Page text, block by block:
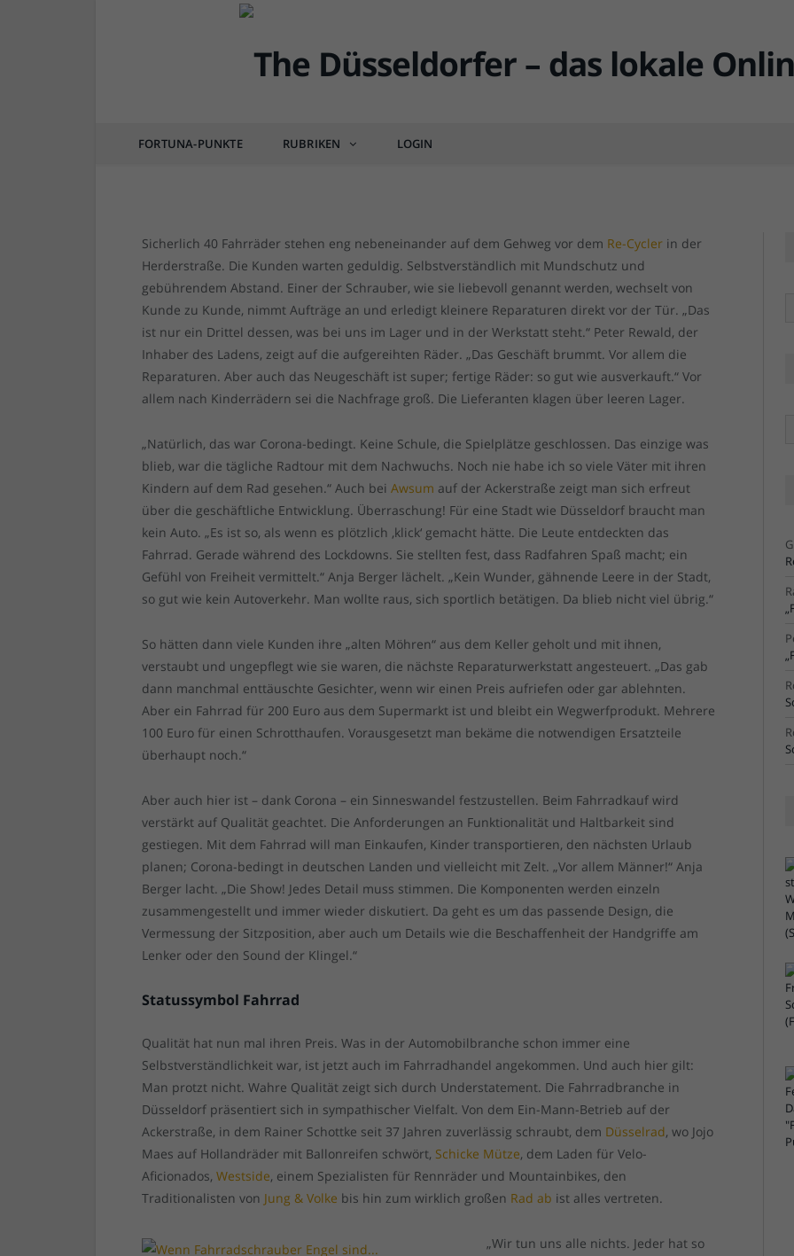
FORTUNA-PUNKTE RUBRIKEN LOGIN
DÜSSEL-LEBEN & GENIESSEN
Sicherlich 40 Fahrräder stehen eng nebeneinander auf dem Gehweg vor dem Re-Cycler in der
Herderstraße. Die Kunden warten geduldig. Selbstverständlich mit Mundschutz und
gebührendem Abstand. Einer der Schrauber, wie sie liebevoll genannt werden, wechselt von
Kunde zu Kunde, nimmt Aufträge an und erledigt kleinere Reparaturen direkt vor der Tür. „Das
ist nur ein Drittel dessen, was bei uns im Lager und in der Werkstatt steht.“ Peter Rewald, der
Inhaber des Ladens, zeigt auf die aufgereihten Räder. „Das Geschäft brummt. Vor allem die
Reparaturen. Aber auch das Neugeschäft ist super; fertige Räder: so gut wie ausverkauft.“ Vor
allem nach Kinderrädern sei die Nachfrage groß. Die Lieferanten klagen über leeren Lager.
„Natürlich, das war Corona-bedingt. Keine Schule, die Spielplätze geschlossen. Das einzige was
blieb, war die tägliche Radtour mit dem Nachwuchs. Noch nie habe ich so viele Väter mit ihren
Kindern auf dem Rad gesehen.“ Auch beiAwsum auf der Ackerstraße zeigt man sich erfreut
über die geschäftliche Entwicklung. Überraschung! Für eine Stadt wie Düsseldorf braucht man
kein Auto. „Es ist so, als wenn es plötzlich ‚klick‘ gemacht hätte. Die Leute entdeckten das
Fahrrad. Gerade während des Lockdowns. Sie stellten fest, dass Radfahren Spaß macht; ein
Gefühl von Freiheit vermittelt.“ Anja Berger lächelt. „Kein Wunder, gähnende Leere in der Stadt,
so gut wie kein Autoverkehr. Man wollte raus, sich sportlich betätigen. Da blieb nicht viel übrig.“
So hätten dann viele Kunden ihre „alten Möhren“ aus dem Keller geholt und mit ihnen,
verstaubt und ungepflegt wie sie waren, die nächste Reparaturwerkstatt angesteuert. „Das gab
dann manchmal enttäuschte Gesichter, wenn wir einen Preis aufriefen oder gar ablehnten.
Aber ein Fahrrad für 200 Euro aus dem Supermarkt ist und bleibt ein Wegwerfprodukt. Mehrere
100 Euro für einen Schrotthaufen. Vorausgesetzt man bekäme die notwendigen Ersatzteile
überhaupt noch.“
Aber auch hier ist – dank Corona – ein Sinneswandel festzustellen. Beim Fahrradkauf wird
verstärkt auf Qualität geachtet. Die Anforderungen an Funktionalität und Haltbarkeit sind
gestiegen. Mit dem Fahrrad will man Einkaufen, Kinder transportieren, den nächsten Urlaub
planen; Corona-bedingt in deutschen Landen und vielleicht mit Zelt. „Vor allem Männer!“ Anja
Berger lacht. „Die Show! Jedes Detail muss stimmen. Die Komponenten werden einzeln
zusammengestellt und immer wieder diskutiert. Da geht es um das passende Design, die
Vermessung der Sitzposition, aber auch um Details wie die Beschaffenheit der Handgriffe am
Lenker oder den Sound der Klingel.“
Statussymbol Fahrrad
Qualität hat nun mal ihren Preis. Was in der Automobilbranche schon immer eine
Selbstverständlichkeit war, ist jetzt auch im Fahrradhandel angekommen. Und auch hier gilt:
Man protzt nicht. Wahre Qualität zeigt sich durch Understatement. Die Fahrradbranche in
Düsseldorf präsentiert sich in sympathischer Vielfalt. Von dem Ein-Mann-Betrieb auf der
Ackerstraße, in dem Rainer Schottke seit 37 Jahren zuverlässig schraubt, dem Düsselrad, wo Jojo
Maes auf Hollandräder mit Ballonreifen schwört, Schicke Mütze, dem Laden für Velo-
Aficionados,Westside, einem Spezialisten für Rennräder und Mountainbikes, den
Traditionalisten von Jung & Volke bis hin zum wirklich großen Rad ab ist alles vertreten.
„Wir tun uns alle nichts. Jeder hat so